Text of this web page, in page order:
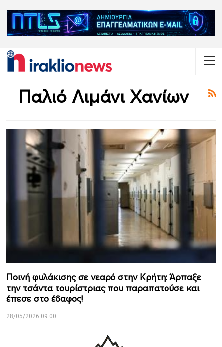
Παλιό Λιμάνι Χανίων
Ποινή φυλάκισης σε νεαρό στην Κρήτη: Άρπαξε
την τσάντα τουρίστριας που παραπατούσε και
έπεσε στο έδαφος!
28/05/2026 09:00